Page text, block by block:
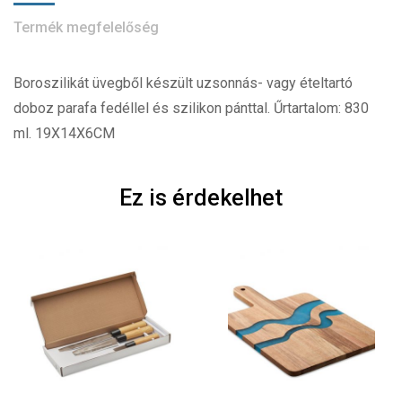
Termék megfelelőség
Boroszilikát üvegből készült uzsonnás- vagy ételtartó
doboz parafa fedéllel és szilikon pánttal. Űrtartalom: 830
ml. 19X14X6CM
Ez is érdekelhet